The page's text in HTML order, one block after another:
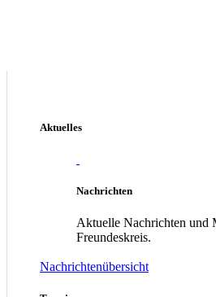
Aktuelles
Nachrichten
Aktuelle Nachrichten und
Freundeskreis.
Nachrichtenübersicht